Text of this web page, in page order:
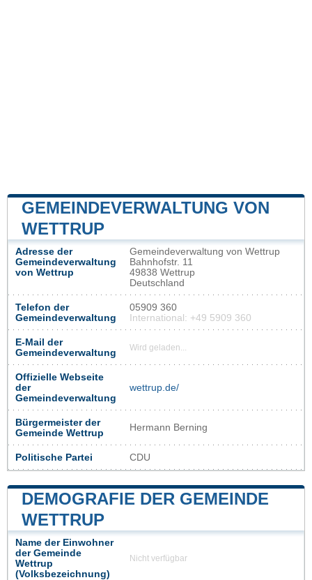
GEMEINDEVERWALTUNG VON
WETTRUP
Adresse der
Gemeindeverwaltung
von Wettrup
Gemeindeverwaltung von Wettrup
Bahnhofstr. 11
49838 Wettrup
Deutschland
Telefon der
Gemeindeverwaltung
05909 360
International: +49 5909 360
E-Mail der
Gemeindeverwaltung
Wird geladen...
Offizielle Webseite
der
Gemeindeverwaltung
wettrup.de/
Bürgermeister der
Gemeinde Wettrup
Hermann Berning
Politische Partei CDU
DEMOGRAFIE DER GEMEINDE
WETTRUP
Name der Einwohner
der Gemeinde
Wettrup
(Volksbezeichnung)
Nicht verfügbar